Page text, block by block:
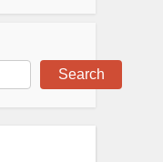
Search